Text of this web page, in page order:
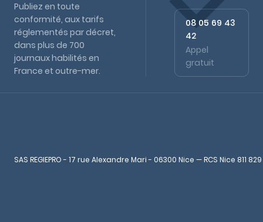
Publiez en toute
conformité, aux tarifs
réglementés par décret,
dans plus de 700
journaux habilités en
France et outre-mer.
08 05 69 43
42
Appel
gratuit
SAS REGIEPRO - 17 rue Alexandre Mari - 06300 Nice — RCS Nice 811